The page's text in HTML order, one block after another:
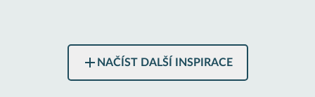
NAČÍST DALŠÍ INSPIRACE